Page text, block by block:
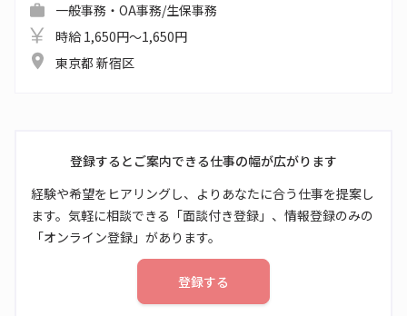
一般事務・OA事務/生保事務
時給 1,650円～1,650円
東京都 新宿区
登録するとご案内できる仕事の幅が広がります
経験や希望をヒアリングし、よりあなたに合う仕事を提案し
ます。気軽に相談できる「面談付き登録」、情報登録のみの
「オンライン登録」があります。
登録する